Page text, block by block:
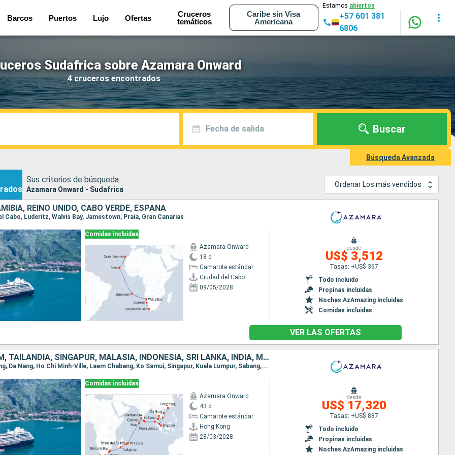
Barcos Puertos Lujo Ofertas
Cruceros
temáticos
Caribe sin Visa
Americana
Estamos abiertos
+57 601 381
6806
Sudafrica sobre Azamara Onward
4 cruceros encontrados
Fecha de salida Buscar
Búsqueda Avanzada
Sus criterios de búsqueda:
Azamara Onward - Sudafrica
Ordenar Los más vendidos
REINO UNIDO, CABO VERDE, ESPAÑA
Cabo, Luderitz, Walvis Bay, Jamestown, Praia, Gran Canarias
Comidas incluidas
Azamara Onward
18 d
Camarote estándar
Ciudad del Cabo
09/05/2028
desde
US$ 3,512
Tasas: +US$ 367
Todo incluido
Propinas incluidas
Noches AzAmazing incluidas
Comidas incluidas
VER LAS OFERTAS
CHINA, VIETNAM, TAILANDIA, SINGAPUR, MALASIA, INDONESIA, SRI LANKA, INDIA, MALDIVAS, MAURICE, FRANCIA, MADAGASCAR, SUDAFRICA
Itinerario : Hong Kong, Da Nang, Ho Chi Minh-Ville, Laem Chabang, Ko Samui, Singapur, Kuala Lumpur, Sabang, Hambantota, Colombo, Cochin, Male, Port Louis, Pointe des Gallets, Taolagnao, Richards Bay, Durban, Puerto Elizabeth, Ciudad del Cabo
Comidas incluidas
Azamara Onward
43 d
Camarote estándar
Hong Kong
28/03/2028
desde
US$ 17,320
Tasas: +US$ 887
Todo incluido
Propinas incluidas
Noches AzAmazing incluidas